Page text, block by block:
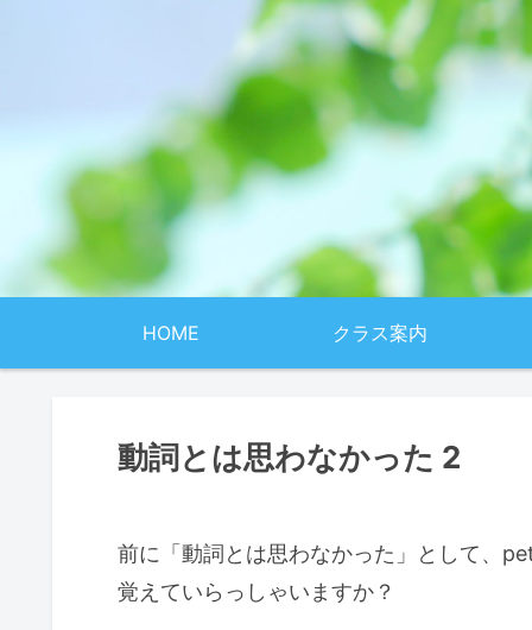
HOME クラス案内
動詞とは思わなかった 2
前に「動詞とは思わなかった」として、
覚えていらっしゃいますか？